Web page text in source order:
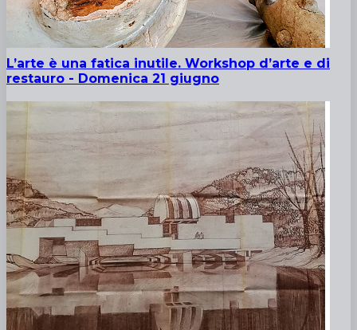
L’arte è una fatica inutile. Workshop d’arte e di
restauro - Domenica 21 giugno